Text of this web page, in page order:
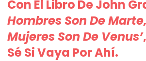
Con El Libro De John
Hombres Son De
Mujeres Son De Venus’
Sé Si Vaya Por Ahí.